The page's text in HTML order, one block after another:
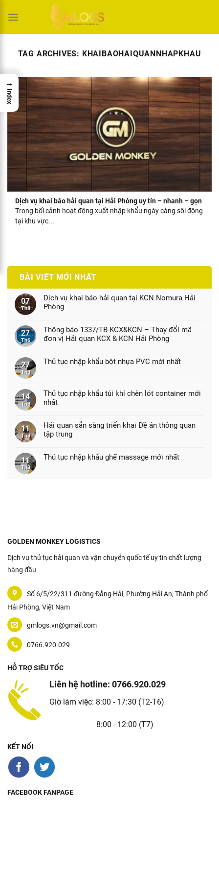
TAG ARCHIVES: KHAIBAOHAIQUANNHAPKHAU
Dịch vụ khai báo hải quan tại Hải Phòng uy tín – nhanh – gọn
Trong bối cảnh hoạt động xuất nhập khẩu ngày càng sôi động
tại khu vực...
BÀI VIẾT MỚI NHẤT
07
Th8
Dịch vụ khai báo hải quan tại KCN Nomura Hải
Phòng
27
Th6
Thông báo 1337/TB-KCX&KCN – Thay đổi mã
đơn vị Hải quan KCX & KCN Hải Phòng
27
Th3
Thủ tục nhập khẩu bột nhựa PVC mới nhất
14
Th3
Thủ tục nhập khẩu túi khí chèn lót container mới
nhất
11
Th3
Hải quan sẵn sàng triển khai Đề án thông quan
tập trung
11
Th3
Thủ tục nhập khẩu ghế massage mới nhất
GOLDEN MONKEY LOGISTICS
Dịch vụ thủ tục hải quan và vận chuyển quốc tế uy tín chất lượng
hàng đầu
Số 6/5/22/311 đường Đằng Hải, Phường Hải An, Thành phố
Hải Phòng, Việt Nam
gmlogs.vn@gmail.com
0766.920.029
HỖ TRỢ SIÊU TỐC
Liên hệ hotline: 0766.920.029
Giờ làm việc: 8:00 - 17:30 (T2-T6)
8:00 - 12:00 (T7)
KẾT NỐI
FACEBOOK FANPAGE
→
Index